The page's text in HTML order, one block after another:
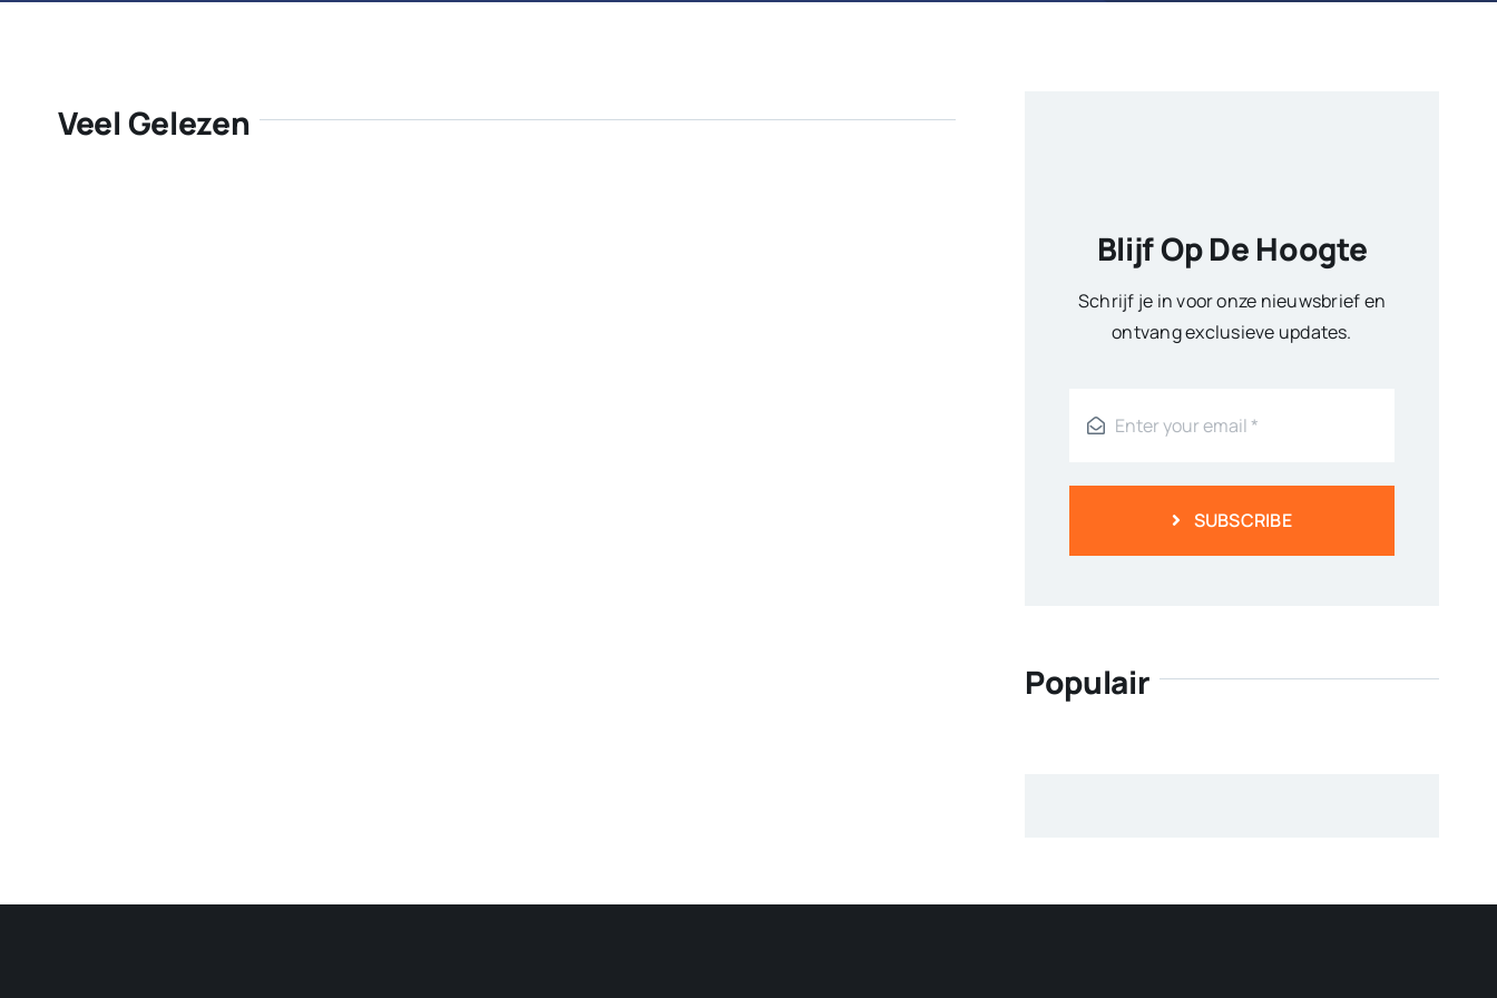
Veel Gelezen
Blijf Op De Hoogte
Schrijf je in voor onze nieuwsbrief en
ontvang exclusieve updates.
SUBSCRIBE
Populair